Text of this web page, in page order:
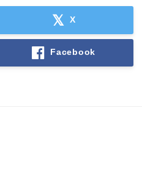
X
Facebook